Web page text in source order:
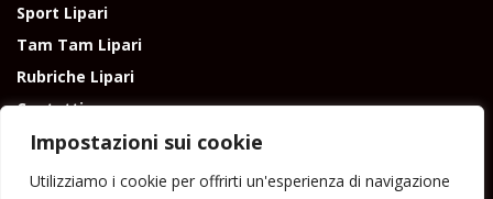
Impostazioni sui cookie
Utilizziamo i cookie per offrirti un'esperienza di navigazione
Sport Lipari
Tam Tam Lipari
Rubriche Lipari
Contatti